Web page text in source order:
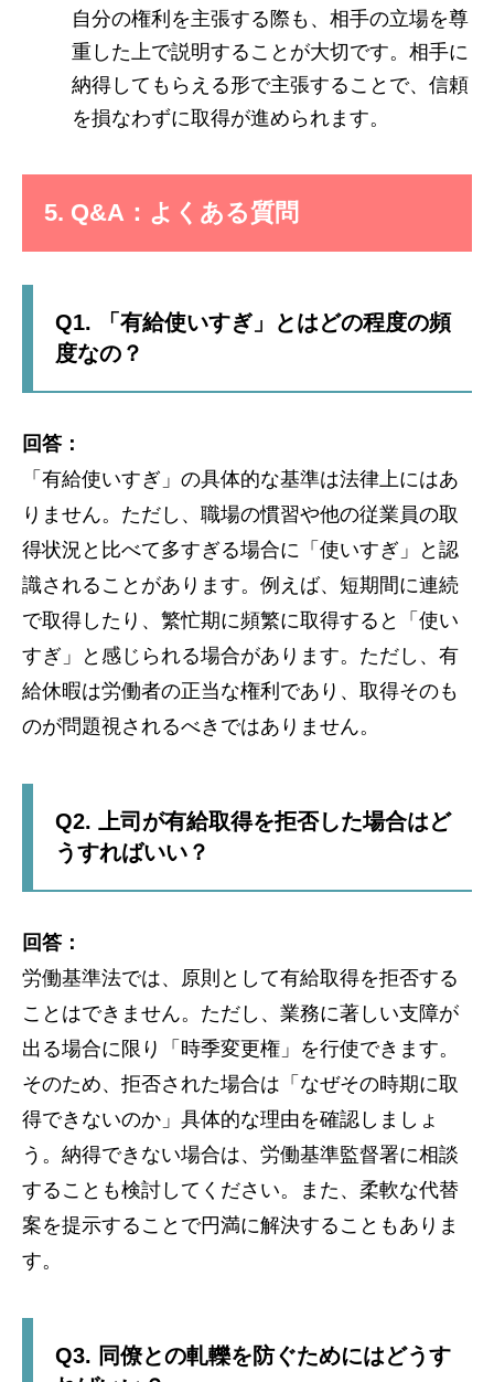
自分の権利を主張する際も、相手の立場を尊
重した上で説明することが大切です。相手に
納得してもらえる形で主張することで、信頼
を損なわずに取得が進められます。
5. Q&A：よくある質問
Q1. 「有給使いすぎ」とはどの程度の頻
度なの？
回答：
「有給使いすぎ」の具体的な基準は法律上にはあ
りません。ただし、職場の慣習や他の従業員の取
得状況と比べて多すぎる場合に「使いすぎ」と認
識されることがあります。例えば、短期間に連続
で取得したり、繁忙期に頻繁に取得すると「使い
すぎ」と感じられる場合があります。ただし、有
給休暇は労働者の正当な権利であり、取得そのも
のが問題視されるべきではありません。
Q2. 上司が有給取得を拒否した場合はど
うすればいい？
回答：
労働基準法では、原則として有給取得を拒否する
ことはできません。ただし、業務に著しい支障が
出る場合に限り「時季変更権」を行使できます。
そのため、拒否された場合は「なぜその時期に取
得できないのか」具体的な理由を確認しましょ
う。納得できない場合は、労働基準監督署に相談
することも検討してください。また、柔軟な代替
案を提示することで円満に解決することもありま
す。
Q3. 同僚との軋轢を防ぐためにはどうす